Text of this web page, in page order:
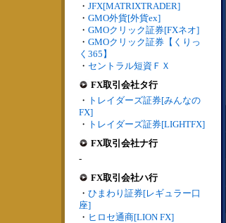
・ JFX[MATRIXTRADER]
・ GMO外貨[外貨ex]
・ GMOクリック証券[FXネオ]
・ GMOクリック証券【くりっ
く365】
・ セントラル短資ＦＸ
FX取引会社タ行
・ トレイダーズ証券[みんなの
FX]
・ トレイダーズ証券[LIGHTFX]
FX取引会社ナ行
-
FX取引会社ハ行
・ ひまわり証券[レギュラー口
座]
・ ヒロセ通商[LION FX]